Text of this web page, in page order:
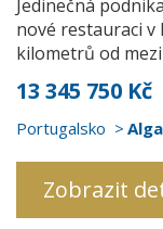
Jedinečná
nové restauraci v
kilometrů od
13 345 750 Kč
Portugalsko
Zobrazit